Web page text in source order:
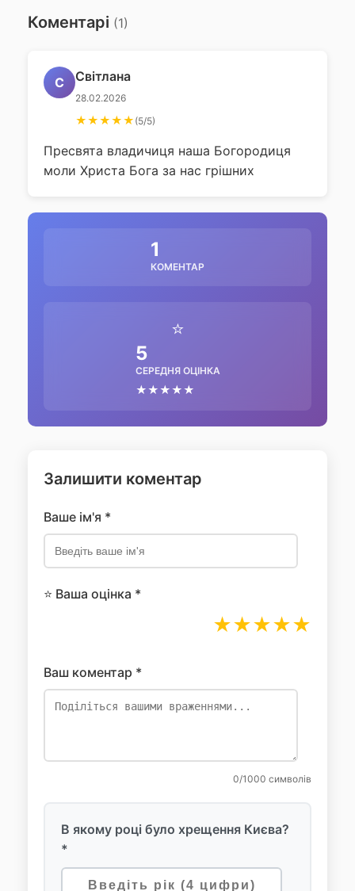
Коментарі (1)
С Світлана
28.02.2026
★★★★★ (5/5)
Пресвята владичиця наша Богородиця
моли Христа Бога за нас грішних
1
КОМЕНТАР
⭐
5
СЕРЕДНЯ ОЦІНКА
★★★★★
Залишити коментар
Ваше ім'я *
⭐ Ваша оцінка *
★
★
★
★
★
Ваш коментар *
0/1000 символів
В якому році було хрещення Києва?
*